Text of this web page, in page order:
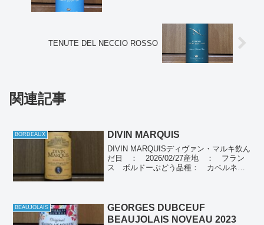
TENUTE DEL NECCIO ROSSO
関連記事
BORDEAUX DIVIN MARQUIS
DIVIN MARQUISディヴァン・マルキ飲ん
だ日 ： 2026/02/27産地 ： フラン
ス ボルドーぶどう品種： カベルネ・
る。...
BEAUJOLAIS
GEORGES DUBCEUF
BEAUJOLAIS NOVEAU 2023